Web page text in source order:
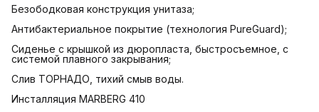
Безободковая конструкция унитаза;
Антибактериальное покрытие (технология PureGuard);
Cиденье с крышкой из дюропласта, быстросъемное, с
системой плавного закрывания;
Слив ТОРНАДО, тихий смыв воды.
Инсталляция MARBERG 410